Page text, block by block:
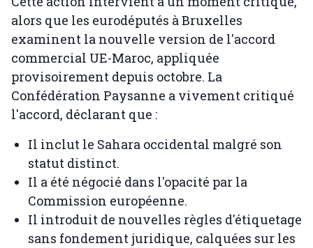
alors que les eurodéputés à Bruxelles
examinent la nouvelle version de l'accord
commercial UE-Maroc, appliquée
provisoirement depuis octobre. La
Confédération Paysanne a vivement critiqué
l'accord, déclarant que :
Il inclut le Sahara occidental malgré son
statut distinct.
Il a été négocié dans l'opacité par la
Commission européenne.
Il introduit de nouvelles règles d'étiquetage
sans fondement juridique, calquées sur les